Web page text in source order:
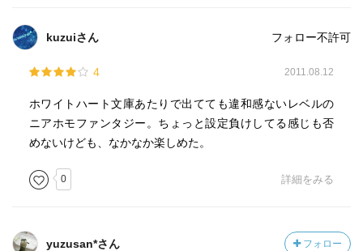
kuzuiさん フォロー不許可
4 2011.08.12
ホワイトハート文庫あたりで出てても違和感ないレベルの
ニアホモファンタジー。ちょっと設定負けしてる感じも否
めないけども、なかなか楽しめた。
0 詳細をみる
yuzusan*さん フォロー